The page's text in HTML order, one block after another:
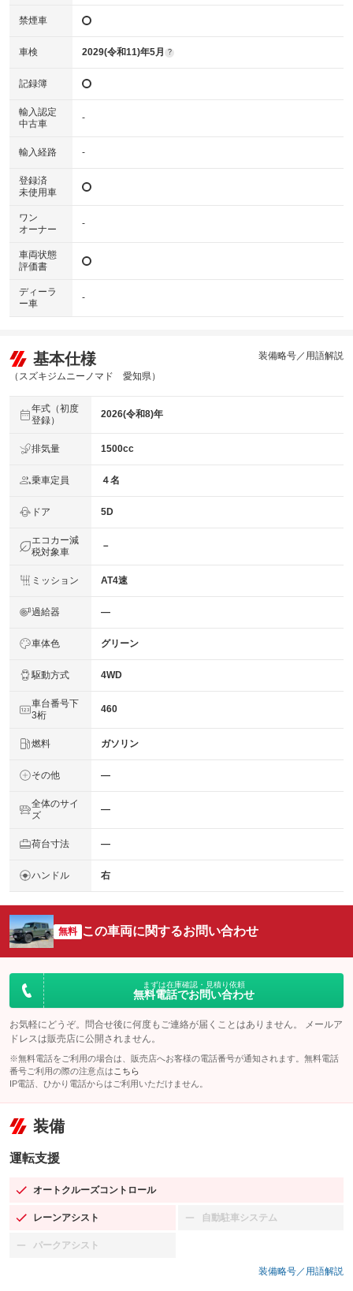
禁煙車
車検 2029(令和11)年5月 ?
記録簿
輸入認定
中古車
-
輸入経路 -
登録済
未使用車
ワン
オーナー
-
車両状態
評価書
ディーラ
ー車
-
基本仕様
（スズキジムニーノマド 愛知県）
装備略号／用語解説
年式（初度
登録）
2026(令和8)年
排気量 1500cc
乗車定員 ４名
ドア 5D
エコカー減
税対象車
－
ミッション AT4速
過給器 ―
車体色 グリーン
駆動方式 4WD
車台番号下
3桁
460
燃料 ガソリン
その他 ―
全体のサイ
ズ
―
荷台寸法 ―
ハンドル 右
無料 この車両に関するお問い合わせ
まずは在庫確認・見積り依頼
無料電話でお問い合わせ
お気軽にどうぞ。問合せ後に何度もご連絡が届くことはありません。 メールア
ドレスは販売店に公開されません。
※無料電話をご利用の場合は、販売店へお客様の電話番号が通知されます。無料電話
番号ご利用の際の注意点は こちら
IP電話、ひかり電話からはご利用いただけません。
装備
運転支援
オートクルーズコントロール
：装備あり
レーンアシスト
：装備あり 自動駐車システム
：装備なし
パークアシスト
：装備なし
装備略号／用語解説